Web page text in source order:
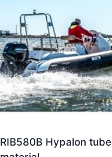
RIB580B Hypalon tube